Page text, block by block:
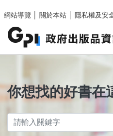
網站導覽
關於本站 隱私權及安
你想找的好書在